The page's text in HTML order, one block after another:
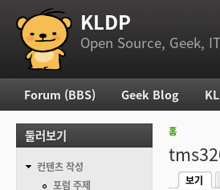
부 메뉴 KLDP
Open Source, Geek,
현재 위치
홈
보기
주 메뉴
Forum (BBS) Geek Blog
둘러보기
컨텐츠 작성
포럼 주제